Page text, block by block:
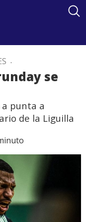
.
se
punta a
de la Liguilla